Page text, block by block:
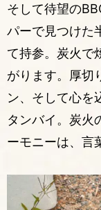
そして待望の
パーで見つけた
て持参。炭火で
がります。厚切
ン、そして心を
タンバイ。炭火
ーモニーは、言